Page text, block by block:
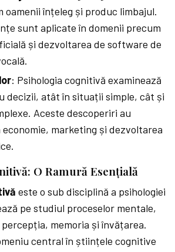
oamenii înțeleg și produc limbajul.
sunt aplicate în domenii precum
și dezvoltarea de software de
: Psihologia cognitivă examinează
decizii, atât în situații simple, cât și
Aceste descoperiri au
marketing și dezvoltarea
O Ramură Esențială
este o sub disciplină a psihologiei
pe studiul proceselor mentale,
memoria și învățarea.
central în științele cognitive